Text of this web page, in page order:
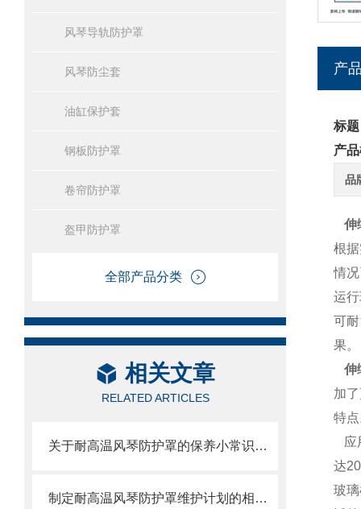
风琴导轨防护罩
风琴防尘套
油缸保护套
钢板防护罩
卷帘防护罩
盔甲防护罩
全部产品分类
相关文章
RELATED ARTICLES
关于耐高温风琴防护罩的保养小常识介绍
制定耐高温风琴防护罩维护计划的相关策略
产
标
产
品
伸
根
情
运
可
果。
伸
加
特
应
达
玻